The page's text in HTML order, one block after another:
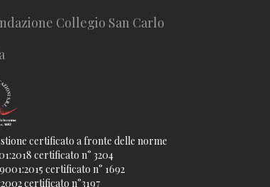
Collegio San Carlo
certificato a fronte delle norme
certificato n° 3204
certificato n° 1692
certificato n°3197